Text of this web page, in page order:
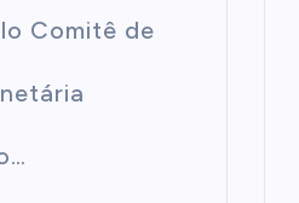
Comitê de